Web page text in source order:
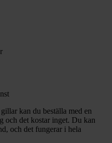
kan du beställa med en
och det kostar inget. Du kan
och det fungerar i hela